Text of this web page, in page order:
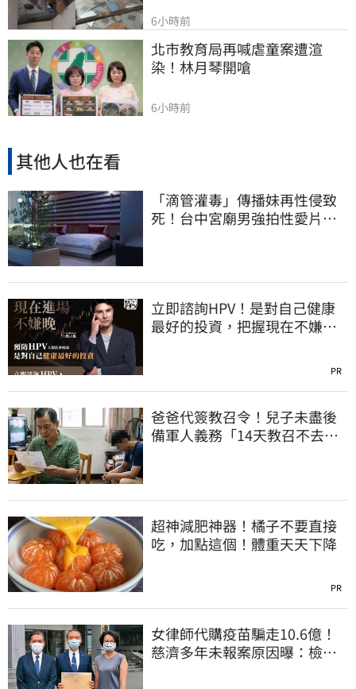
6小時前
北市教育局再喊虐童案遭渲
染！林月琴開嗆
6小時前
其他人也在看
「滴管灌毒」傳播妹再性侵致
死！台中宮廟男強拍性愛片
立即諮詢HPV！是對自己健康
最好的投資，把握現在不嫌
PR
爸爸代簽教召令！兒子未盡後
備軍人義務「14天教召不去」
超神減肥神器！橘子不要直接
吃，加點這個！體重天天下降
PR
女律師代購疫苗騙走10.6億！
慈濟多年未報案原因曝：檢警